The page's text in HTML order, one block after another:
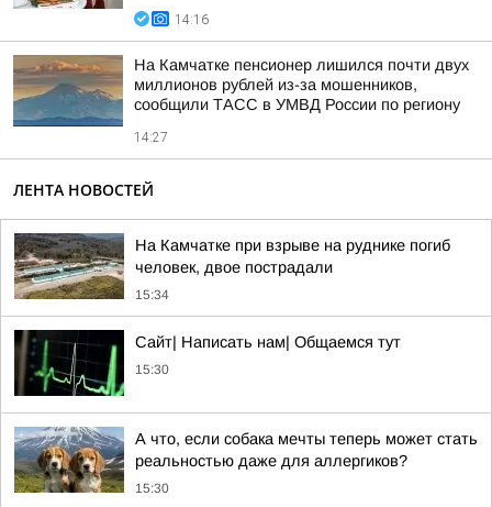
14:16
На Камчатке пенсионер лишился почти двух
миллионов рублей из-за мошенников,
сообщили ТАСС в УМВД России по региону
14:27
ЛЕНТА НОВОСТЕЙ
На Камчатке при взрыве на руднике погиб
человек, двое пострадали
15:34
Сайт| Написать нам| Общаемся тут
15:30
А что, если собака мечты теперь может стать
реальностью даже для аллергиков?
15:30